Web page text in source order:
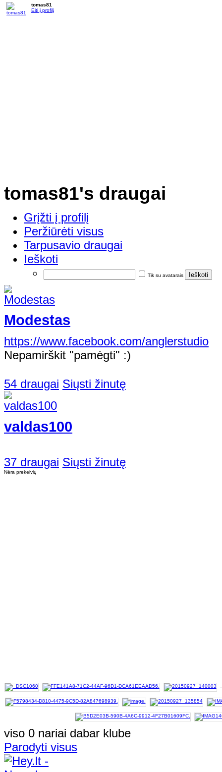
tomas81
Eiti į profilį
tomas81's draugai
Grįžti į profilį
Peržiūrėti visus
Tarpusavio draugai
Ieškoti
Tik su avatarais
Modestas
https://www.facebook.com/anglerstudio
Nepamirškit "pamėgti" :)
54 draugai Siųsti žinutę
valdas100
37 draugai Siųsti žinutę
Nėra prekeivių
viso 0 nariai dabar klube
Parodyti visus